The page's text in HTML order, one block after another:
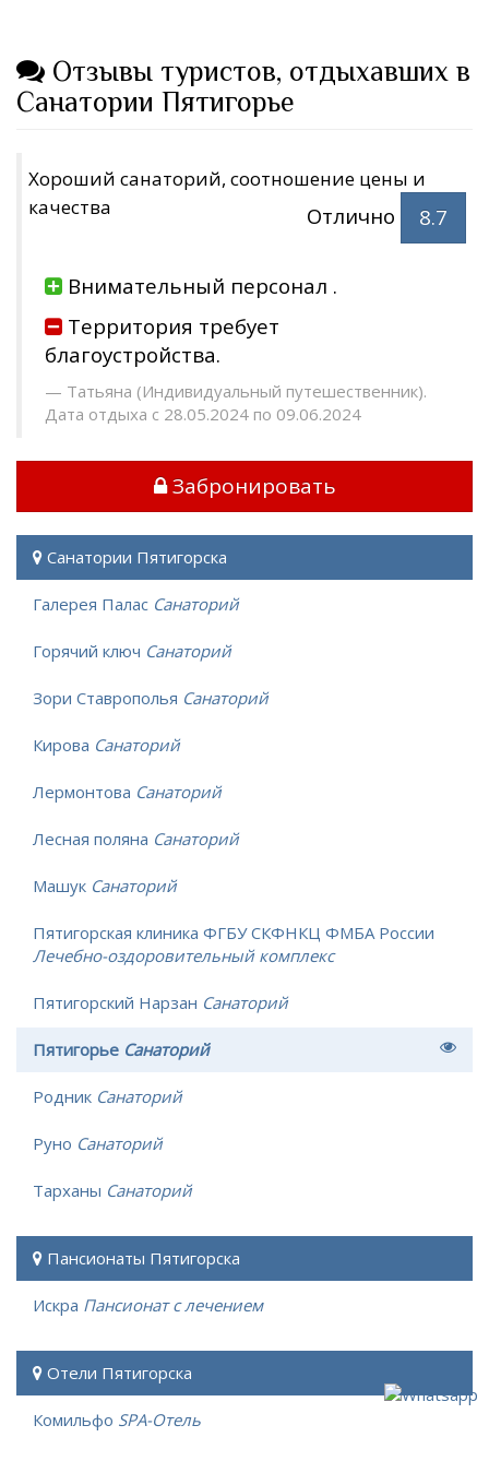
Отзывы туристов, отдыхавших в
Санатории Пятигорье
Хороший санаторий, соотношение цены и
качества
Отлично 8.7
Внимательный персонал .
Территория требует
благоустройства.
Татьяна (Индивидуальный путешественник).
Дата отдыха с 28.05.2024 по 09.06.2024
Забронировать
Санатории Пятигорска
Галерея Палас Санаторий
Горячий ключ Санаторий
Зори Ставрополья Санаторий
Кирова Санаторий
Лермонтова Санаторий
Лесная поляна Санаторий
Машук Санаторий
Пятигорская клиника ФГБУ СКФНКЦ ФМБА России
Лечебно-оздоровительный комплекс
Пятигорский Нарзан Санаторий
Пятигорье Санаторий
Родник Санаторий
Руно Санаторий
Тарханы Санаторий
Пансионаты Пятигорска
Искра Пансионат с лечением
Отели Пятигорска
Комильфо SPA-Отель